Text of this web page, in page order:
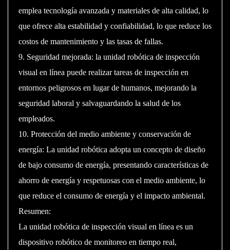
emplea tecnología avanzada y materiales de alta calidad, lo
que ofrece alta estabilidad y confiabilidad, lo que reduce los
costos de mantenimiento y las tasas de fallas.
9. Seguridad mejorada: la unidad robótica de inspección
visual en línea puede realizar tareas de inspección en
entornos peligrosos en lugar de humanos, mejorando la
seguridad laboral y salvaguardando la salud de los
empleados.
10. Protección del medio ambiente y conservación de
energía: La unidad robótica adopta un concepto de diseño
de bajo consumo de energía, presentando características de
ahorro de energía y respetuosas con el medio ambiente, lo
que reduce el consumo de energía y el impacto ambiental.
Resumen:
La unidad robótica de inspección visual en línea es un
dispositivo robótico de monitoreo en tiempo real,